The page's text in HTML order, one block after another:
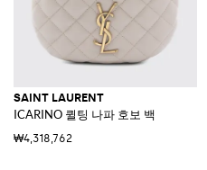
SAINT LAURENT
ICARINO 퀼팅 나파 호보 백
₩4,318,762